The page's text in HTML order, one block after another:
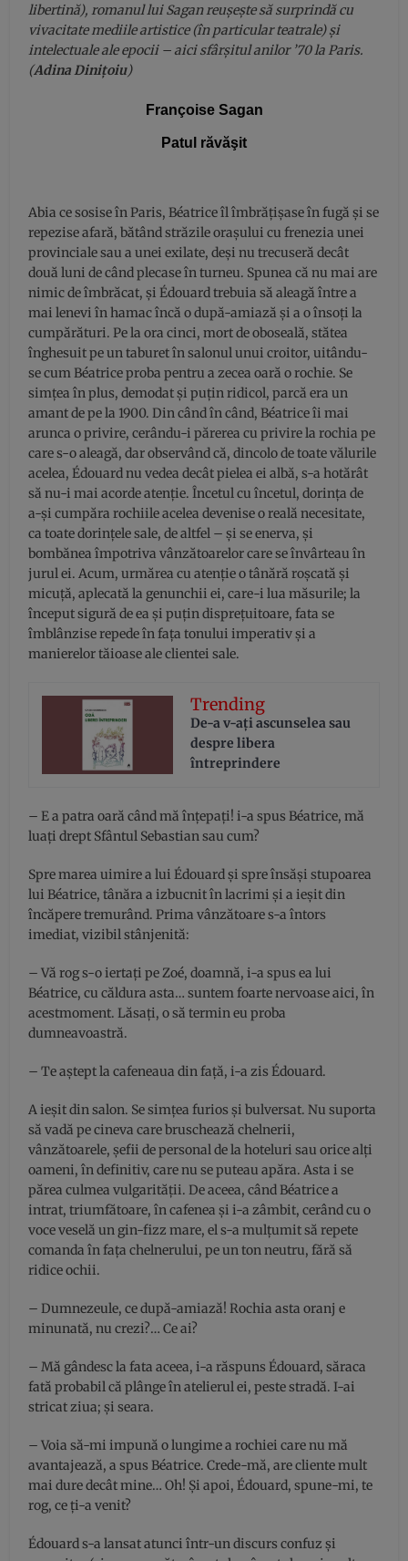
libertină), romanul lui Sagan reuşeşte să surprindă cu
vivacitate mediile artistice (în particular teatrale) şi
intelectuale ale epocii – aici sfârşitul anilor ’70 la Paris.
(Adina Diniţoiu)
Françoise Sagan
Patul răvăşit
Abia ce sosise în Paris, Béatrice îl îmbrăţişase în fugă şi se
repezise afară, bătând străzile oraşului cu frenezia unei
provinciale sau a unei exilate, deşi nu trecuseră decât
două luni de când plecase în turneu. Spunea că nu mai are
nimic de îmbrăcat, şi Édouard trebuia să aleagă între a
mai lenevi în hamac încă o după-amiază şi a o însoţi la
cumpărături. Pe la ora cinci, mort de oboseală, stătea
înghesuit pe un taburet în salonul unui croitor, uitându-
se cum Béatrice proba pentru a zecea oară o rochie. Se
simţea în plus, demodat şi puţin ridicol, parcă era un
amant de pe la 1900. Din când în când, Béatrice îi mai
arunca o privire, cerându-i părerea cu privire la rochia pe
care s-o aleagă, dar observând că, dincolo de toate vălurile
acelea, Édouard nu vedea decât pielea ei albă, s-a hotărât
să nu-i mai acorde atenţie. Încetul cu încetul, dorinţa de
a-şi cumpăra rochiile acelea devenise o reală necesitate,
ca toate dorinţele sale, de altfel – şi se enerva, şi
bombănea împotriva vânzătoarelor care se învârteau în
jurul ei. Acum, urmărea cu atenţie o tânără roşcată şi
micuţă, aplecată la genunchii ei, care-i lua măsurile; la
început sigură de ea şi puţin dispreţuitoare, fata se
îmblânzise repede în faţa tonului imperativ şi a
manierelor tăioase ale clientei sale.
Trending
De-a v-aţi ascunselea sau
despre libera
întreprindere
– E a patra oară când mă înţepaţi! i-a spus Béatrice, mă
luaţi drept Sfântul Sebastian sau cum?
Spre marea uimire a lui Édouard şi spre însăşi stupoarea
lui Béatrice, tânăra a izbucnit în lacrimi şi a ieşit din
încăpere tremurând. Prima vânzătoare s-a întors
imediat, vizibil stânjenită:
– Vă rog s-o iertaţi pe Zoé, doamnă, i-a spus ea lui
Béatrice, cu căldura asta… suntem foarte nervoase aici, în
acestmoment. Lăsaţi, o să termin eu proba
dumneavoastră.
– Te aştept la cafeneaua din faţă, i-a zis Édouard.
A ieşit din salon. Se simţea furios şi bulversat. Nu suporta
să vadă pe cineva care bruschează chelnerii,
vânzătoarele, şefii de personal de la hoteluri sau orice alţi
oameni, în definitiv, care nu se puteau apăra. Asta i se
părea culmea vulgarităţii. De aceea, când Béatrice a
intrat, triumfătoare, în cafenea şi i-a zâmbit, cerând cu o
voce veselă un gin-fizz mare, el s-a mulţumit să repete
comanda în faţa chelnerului, pe un ton neutru, fără să
ridice ochii.
– Dumnezeule, ce după-amiază! Rochia asta oranj e
minunată, nu crezi?… Ce ai?
– Mă gândesc la fata aceea, i-a răspuns Édouard, săraca
fată probabil că plânge în atelierul ei, peste stradă. I-ai
stricat ziua; şi seara.
– Voia să-mi impună o lungime a rochiei care nu mă
avantajează, a spus Béatrice. Crede-mă, are cliente mult
mai dure decât mine… Oh! Şi apoi, Édouard, spune-mi, te
rog, ce ţi-a venit?
Édouard s-a lansat atunci într-un discurs confuz şi